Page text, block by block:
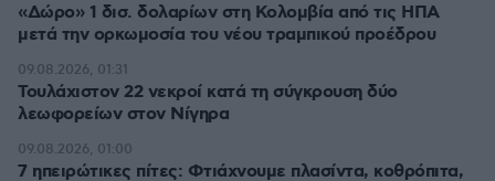
«Δώρο» 1 δισ. δολαρίων στη Κολομβία από τις ΗΠΑ
μετά την ορκωμοσία του νέου τραμπικού προέδρου
Τουλάχιστον 22 νεκροί κατά τη σύγκρουση δύο
λεωφορείων στον Νίγηρα
09.08.2026, 01:31
7 ηπειρώτικες πίτες: Φτιάχνουμε πλασίντα, κοθρόπιτα,
09.08.2026, 01:00